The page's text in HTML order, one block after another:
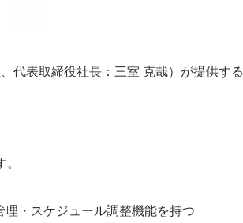
代表取締役社長：三室 克哉）が提供する
・スケジュール調整機能を持つ